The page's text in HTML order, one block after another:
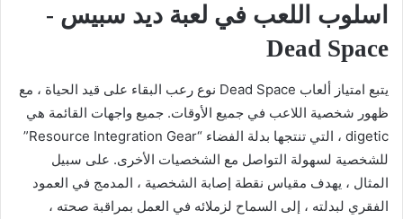
اسلوب اللعب في لعبة ديد سبيس -
Dead Space
يتبع امتياز ألعاب Dead Space نوع رعب البقاء على قيد الحياة ، مع
ظهور شخصية اللاعب في جميع الأوقات. جميع واجهات القائمة هي
digetic ، التي تنتجها بدلة الفضاء “Resource Integration Gear”
للشخصية لسهولة التواصل مع الشخصيات الأخرى. على سبيل
المثال ، يهدف مقياس نقطة إصابة الشخصية ، المدمج في العمود
الفقري لبدلته ، إلى السماح لزملائه في العمل بمراقبة صحته ،